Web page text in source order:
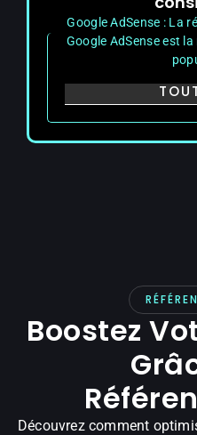
Google AdSense : La
Google AdSense est
Boostez
Découvrez comment